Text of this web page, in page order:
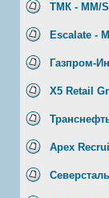
ТМК - MM/
Escalate -
Газпром-
X5 Retail
Apex